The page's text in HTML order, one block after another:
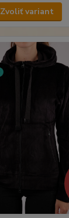
Zvoliť variant